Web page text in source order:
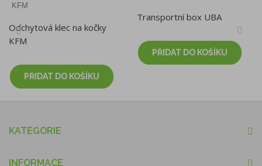
Odchytová klec na kočky
KFM
PŘIDAT DO KOŠÍKU
Transportní box UBA
PŘIDAT DO KOŠÍKU
KATEGORIE
INFORMACE